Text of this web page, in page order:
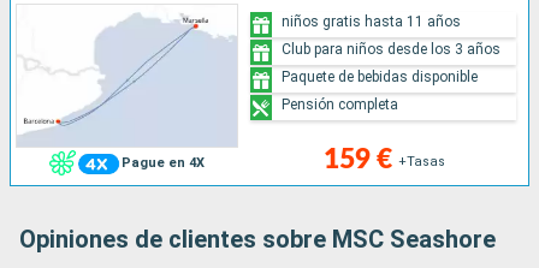
Pague en 4X 159 € +Tasas
niños gratis hasta 11 años
Club para niños desde los 3 años
Paquete de bebidas disponible
Pensión completa
Opiniones de clientes sobre MSC Seashore